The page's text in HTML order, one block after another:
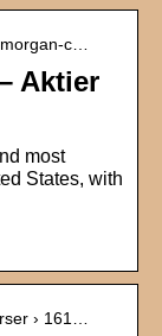
c…
Aktier
most
States, with
› 161…